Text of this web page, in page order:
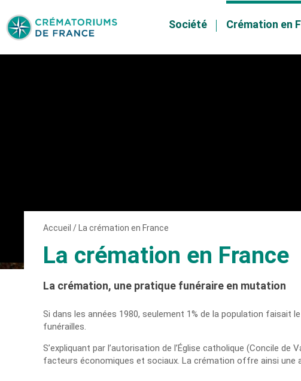
Société Crémation en
Accueil / La crémation en France
La crémation en France
La crémation, une pratique funéraire en mutation
Si dans les années 1980, seulement 1% de la population faisait
funérailles.
S’expliquant par l’autorisation de l’Église catholique (Concile
facteurs économiques et sociaux. La crémation offre ainsi une